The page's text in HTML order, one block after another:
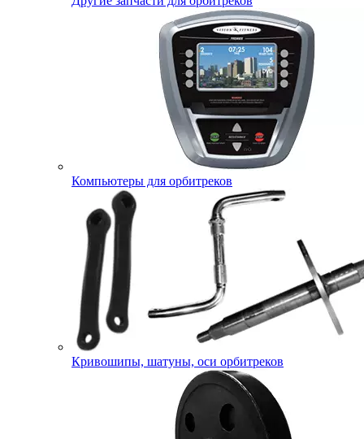
Компьютеры для орбитреков
Кривошипы, шатуны, оси орбитреков